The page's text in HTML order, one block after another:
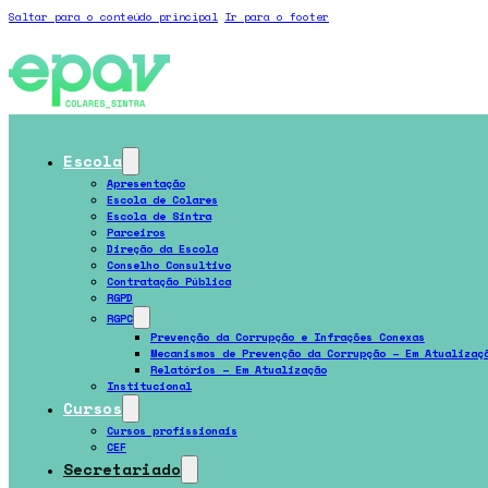
Saltar para o conteúdo principal Ir para o footer
Escola
Apresentação
Escola de Colares
Escola de Sintra
Parceiros
Direção da Escola
Conselho Consultivo
Contratação Pública
RGPD
RGPC
Prevenção da Corrupção e Infrações Conexas
Mecanismos de Prevenção da Corrupção – Em
Relatórios – Em Atualização
Institucional
Cursos
Cursos profissionais
CEF
Secretariado